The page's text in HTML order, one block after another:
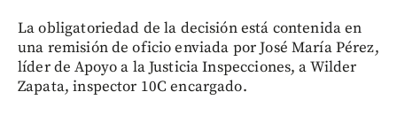
La obligatoriedad de la decisión está contenida en
una remisión de oficio enviada por José María Pérez,
líder de Apoyo a la Justicia Inspecciones, a Wilder
Zapata, inspector 10C encargado.